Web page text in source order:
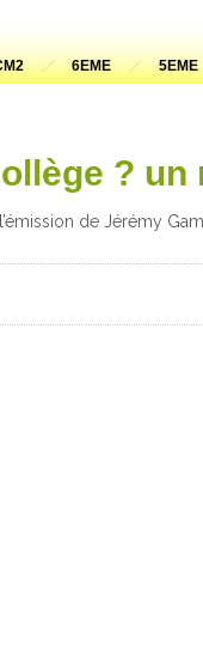
6EME 5EME
?
de Jérémy